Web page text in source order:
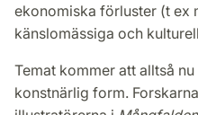
ekonomiska förluster (t ex
känslomässiga och
Temat kommer att alltså
konstnärlig form.